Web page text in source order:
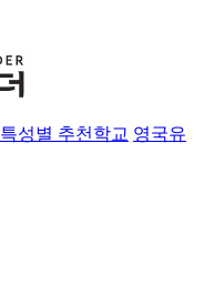
특성별 추천학교 영국유